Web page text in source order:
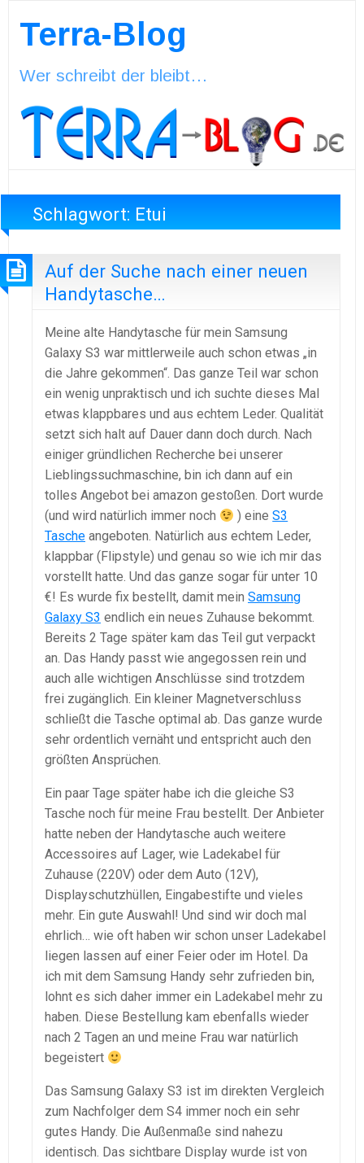
Terra-Blog
Wer schreibt der bleibt…
Schlagwort: Etui
Auf der Suche nach einer neuen
Handytasche…
Meine alte Handytasche für mein Samsung
Galaxy S3 war mittlerweile auch schon etwas „in
die Jahre gekommen“. Das ganze Teil war schon
ein wenig unpraktisch und ich suchte dieses Mal
etwas klappbares und aus echtem Leder. Qualität
setzt sich halt auf Dauer dann doch durch. Nach
einiger gründlichen Recherche bei unserer
Lieblingssuchmaschine, bin ich dann auf ein
tolles Angebot bei amazon gestoßen. Dort wurde
(und wird natürlich immer noch
) eineS3
Tasche angeboten. Natürlich aus echtem Leder,
klappbar (Flipstyle) und genau so wie ich mir das
vorstellt hatte. Und das ganze sogar für unter 10
€! Es wurde fix bestellt, damit mein Samsung
Galaxy S3 endlich ein neues Zuhause bekommt.
Bereits 2 Tage später kam das Teil gut verpackt
an. Das Handy passt wie angegossen rein und
auch alle wichtigen Anschlüsse sind trotzdem
frei zugänglich. Ein kleiner Magnetverschluss
schließt die Tasche optimal ab. Das ganze wurde
sehr ordentlich vernäht und entspricht auch den
größten Ansprüchen.
Ein paar Tage später habe ich die gleiche S3
Tasche noch für meine Frau bestellt. Der Anbieter
hatte neben der Handytasche auch weitere
Accessoires auf Lager, wie Ladekabel für
Zuhause (220V) oder dem Auto (12V),
Displayschutzhüllen, Eingabestifte und vieles
mehr. Ein gute Auswahl! Und sind wir doch mal
ehrlich… wie oft haben wir schon unser Ladekabel
liegen lassen auf einer Feier oder im Hotel. Da
ich mit dem Samsung Handy sehr zufrieden bin,
lohnt es sich daher immer ein Ladekabel mehr zu
haben. Diese Bestellung kam ebenfalls wieder
nach 2 Tagen an und meine Frau war natürlich
begeistert
Das Samsung Galaxy S3 ist im direkten Vergleich
zum Nachfolger dem S4 immer noch ein sehr
gutes Handy. Die Außenmaße sind nahezu
identisch. Das sichtbare Display wurde ist von